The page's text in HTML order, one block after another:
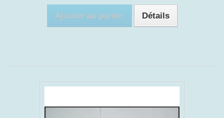
Ajouter au panier Détails